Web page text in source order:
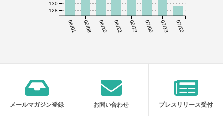
06/01 06/08 06/15 06/22 06/29 07/06 07/13 07/20
128
130
メールマガジン登録 お問い合わせ プレスリリース受付